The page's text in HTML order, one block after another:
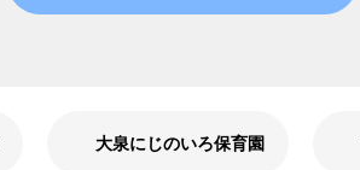
大泉にじのいろ保育園